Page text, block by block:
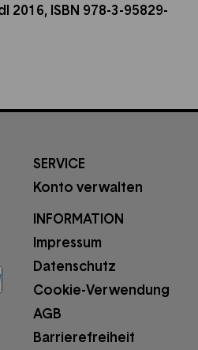
2016, ISBN 978-3-95829-
SERVICE
Konto verwalten
INFORMATION
Impressum
Datenschutz
Cookie-Verwendung
AGB
Barrierefreiheit